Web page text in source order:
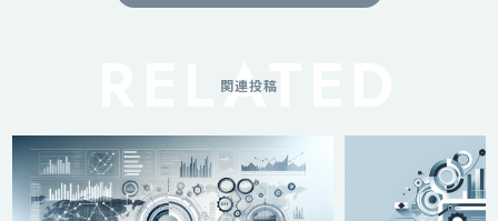
関連投稿
無料＆有料seoツ
全ガイド